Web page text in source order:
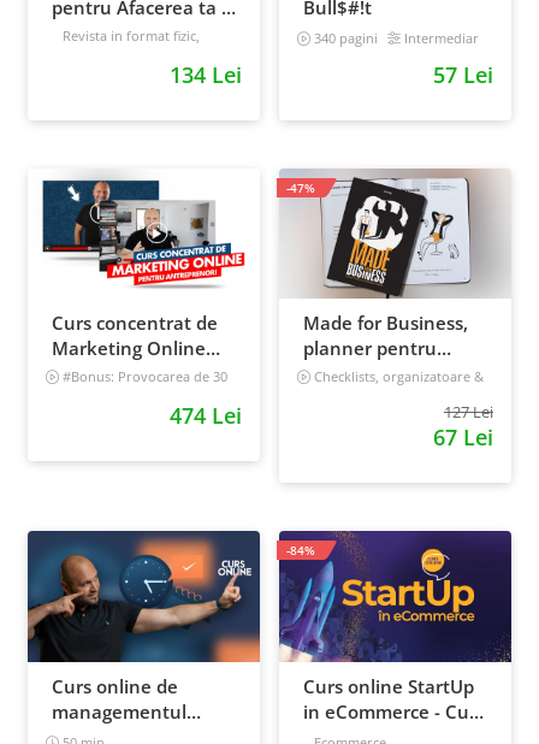
pentru Afacerea ta +
Prompt-uri dedicate
Revista in format fizic,
134 Lei
Bull$#!t
340 pagini Intermediar
57 Lei
Curs concentrat de
Marketing Online
pentru antreprenori
#Bonus: Provocarea de 30
474 Lei
Made for Business,
planner pentru
afaceri & viata,
Checklists, organizatoare &
127 Lei
67 Lei
-47%
Curs online de
managementul
timpului: cum sa
Curs online StartUp
in eCommerce - Cum
deschizi un magazin
-84%